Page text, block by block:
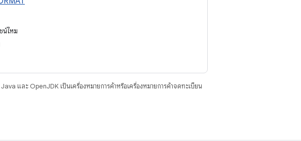
น์ไหม
Java และ OpenJDK เป็นเครื่องหมายการค้าหรือเครื่องหมายการค้าจดทะเบียน